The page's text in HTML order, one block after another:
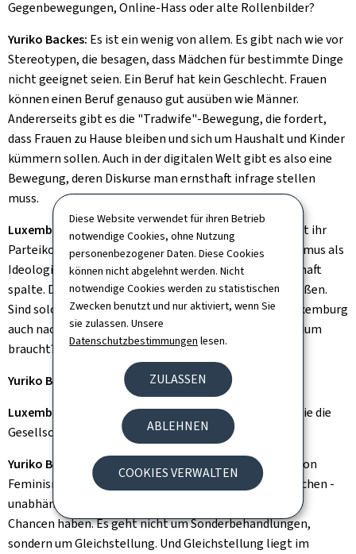
Diese Website verwendet für ihren Betrieb
notwendige Cookies, ohne Nutzung
personenbezogener Daten. Diese Cookies
können nicht abgelehnt werden. Nicht
notwendige Cookies werden zu statistischen
Zwecken benutzt und nur aktiviert, wenn Sie
sie zulassen. Unsere
Datenschutzbestimmungen lesen.
ZULASSEN
ABLEHNEN
COOKIES VERWALTEN
Gegenbewegungen, Online-Hass oder alte Rollenbilder?
Yuriko Backes: Es ist ein wenig von allem. Es gibt nach wie vor
Stereotypen, die besagen, dass Mädchen für bestimmte Dinge
nicht geeignet seien. Ein Beruf hat kein Geschlecht. Frauen
können einen Beruf genauso gut ausüben wie Männer.
Andererseits gibt es die "Tradwife"-Bewegung, die fordert,
dass Frauen zu Hause bleiben und sich um Haushalt und Kinder
kümmern sollen. Auch in der digitalen Welt gibt es also eine
Bewegung, deren Diskurse man ernsthaft infrage stellen
muss.
Luxemburger Wort:
In seinem Gastbeitrag im Wort hat ihr
Parteikollege Gérard Schockmel den heutigen Feminismus als
Ideologie beschrieben, die unter anderem die Gesellschaft
spalte. Die se Aussagen sind auf viel Widerspruch gestoßen.
Sind solche Wortmeldungen der Be weis dafür, dass Luxemburg
auch nach 30 Jahren noch ein Gleichstellungsministerium
braucht?
Yuriko Backes:
Genau so ist es.
Luxemburger Wort:
Ist Feminismus eine "Ideologie", die die
Gesellschaft spaltet?
Yuriko Backes:
Nein, definitiv nicht. Mein Verständnis von
Feminismus ist, sich dafür einzusetzen, dass alle Menschen -
unabhängig vom Geschlecht - die gleichen Rechte und
Chancen haben. Es geht nicht um Sonderbehandlungen,
sondern um Gleichstellung. Und Gleichstellung liegt im